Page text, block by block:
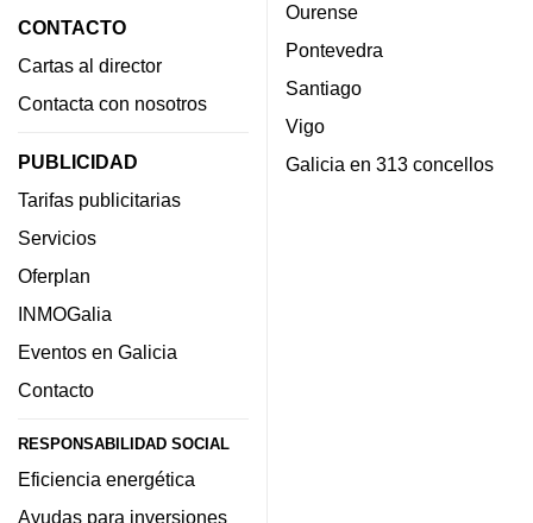
CONTACTO
Cartas al director
Contacta con nosotros
PUBLICIDAD
Tarifas publicitarias
Servicios
Oferplan
INMOGalia
Eventos en Galicia
Contacto
RESPONSABILIDAD SOCIAL
Eficiencia energética
Ayudas para inversiones
Ourense
Pontevedra
Santiago
Vigo
Galicia en 313 concellos